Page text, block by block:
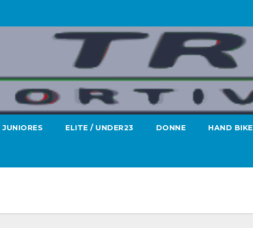
JUNIORES ELITE / UNDER23 DONNE HAND BIKE